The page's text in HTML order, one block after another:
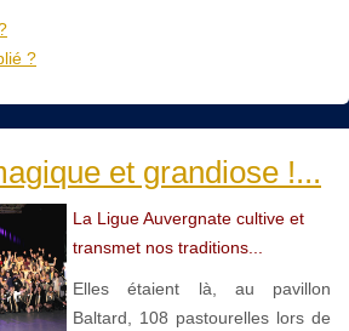
?
et grandiose !...
La Ligue Auvergnate cultive et
transmet nos traditions...
Elles étaient là, au pavillon
Baltard, 108 pastourelles lors de